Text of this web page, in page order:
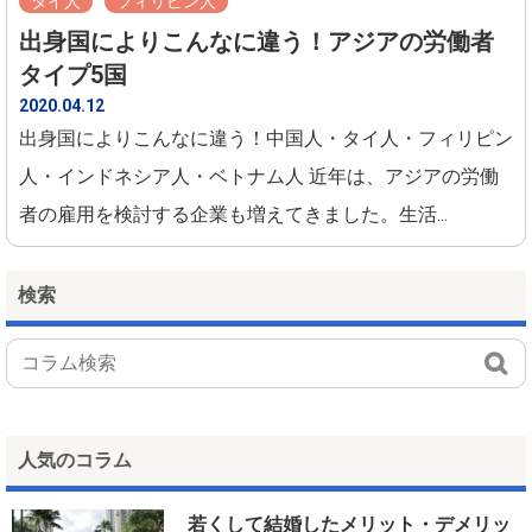
出身国によりこんなに違う！アジアの労働者
タイプ5国
2020.04.12
出身国によりこんなに違う！中国人・タイ人・フィリピン
人・インドネシア人・ベトナム人 近年は、アジアの労働
者の雇用を検討する企業も増えてきました。生活...
検索
人気のコラム
若くして結婚したメリット・デメリッ